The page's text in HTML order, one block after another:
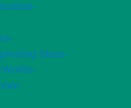
Stars-
Works-